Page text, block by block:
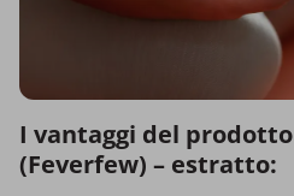
I vantaggi del
(Feverfew) – estratto: